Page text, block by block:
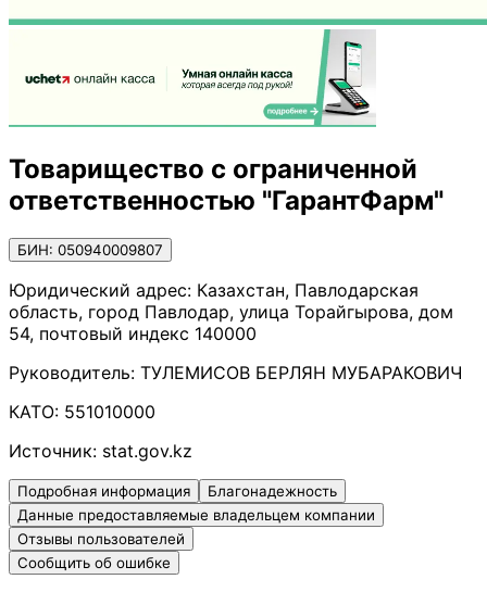
Товарищество с ограниченной
ответственностью "ГарантФарм"
БИН: 050940009807
Юридический адрес: Казахстан, Павлодарская
область, город Павлодар, улица Торайгырова, дом
54, почтовый индекс 140000
Руководитель: ТУЛЕМИСОВ БЕРЛЯН МУБАРАКОВИЧ
КАТО: 551010000
Источник: stat.gov.kz
Подробная информация
Благонадежность
Данные предоставляемые владельцем компании
Отзывы пользователей
Сообщить об ошибке